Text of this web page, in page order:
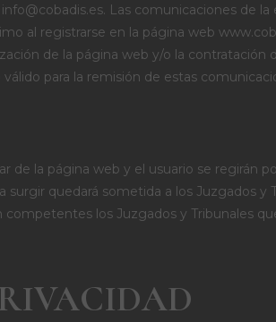
Las comunicaciones de
al registrarse en la página web
de la página web y/o la contratación
para la remisión de estas
de la página web y el usuario se regirán
surgir quedará sometida a los Juzgados
los Juzgados y Tribunales